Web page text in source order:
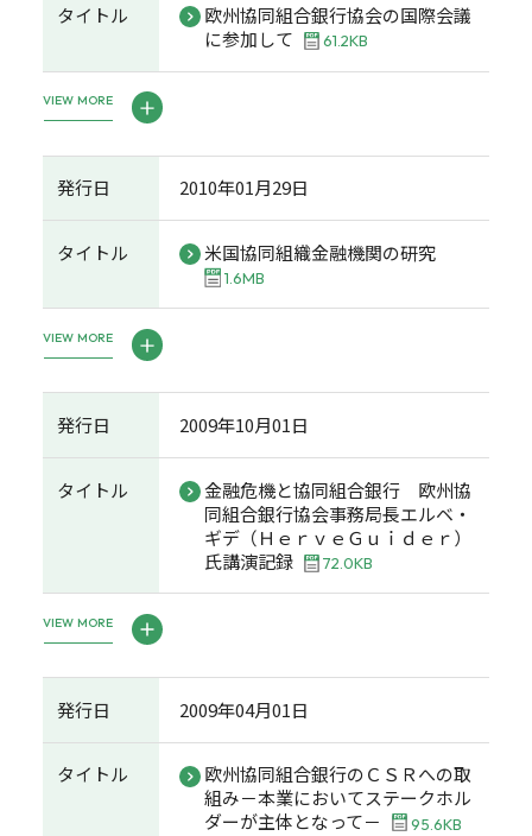
タイトル
欧州協同組合銀行協会の国際会議
に参加して
61.2KB
VIEW MORE
発行日 2010年01月29日
タイトル 米国協同組織金融機関の研究
1.6MB
VIEW MORE
発行日 2009年10月01日
タイトル
金融危機と協同組合銀行 欧州協
同組合銀行協会事務局長エルベ・
ギデ（ＨｅｒｖｅＧｕｉｄｅｒ）
氏講演記録
72.0KB
VIEW MORE
発行日 2009年04月01日
タイトル
欧州協同組合銀行のＣＳＲへの取
組み－本業においてステークホル
ダーが主体となって－
95.6KB